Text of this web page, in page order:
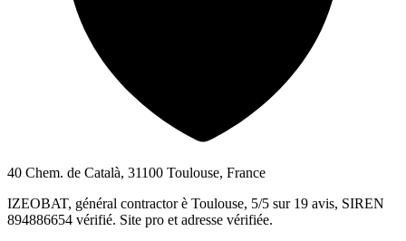
40 Chem. de Català, 31100 Toulouse, France
IZEOBAT, général contractor è Toulouse, 5/5 sur 19 avis, SIREN
894886654 vérifié. Site pro et adresse vérifiée.